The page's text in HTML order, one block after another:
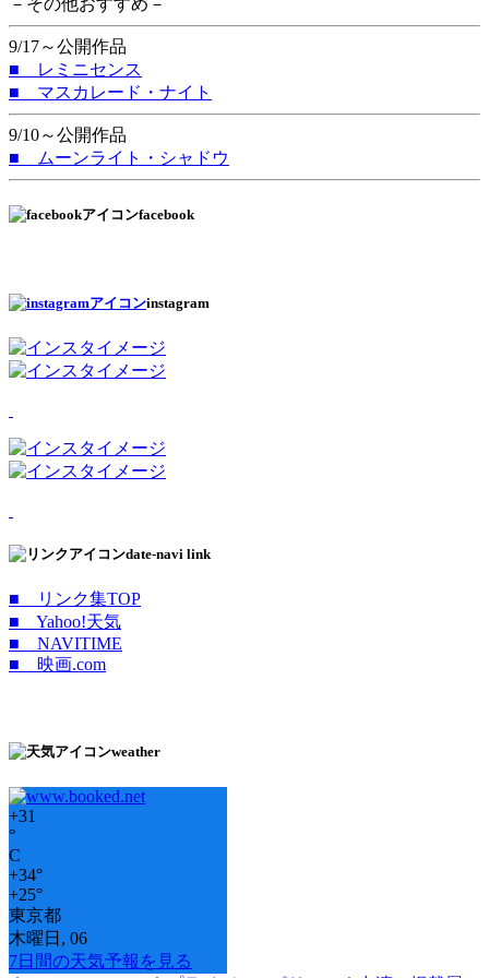
－その他おすすめ－
9/17～公開作品
■ レミニセンス
■ マスカレード・ナイト
9/10～公開作品
■ ムーンライト・シャドウ
facebook
instagram
date-navi link
■ リンク集TOP
■ Yahoo!天気
■ NAVITIME
■ 映画.com
weather
+31
°
C
+34°
+25°
東京都
木曜日, 06
7日間の天気予報を見る